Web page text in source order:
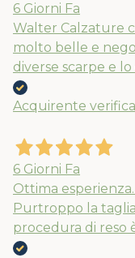
6 Giorni Fa
Walter Calzature
molto belle e
diverse scarpe e lo
Acquirente
6 Giorni Fa
Ottima
Purtroppo la
procedura di reso